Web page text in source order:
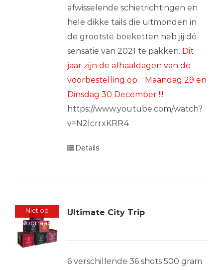
afwisselende schietrichtingen en
hele dikke tails die uitmonden in
de grootste boeketten heb jij dé
sensatie van 2021 te pakken. Dit
jaar zijn de afhaaldagen van de
voorbestelling op : Maandag 29 en
Dinsdag 30 December !!!
https://www.youtube.com/watch?
v=N2lcrrxKRR4
Details
Niet op
voorraad
Ultimate City Trip
6 verschillende 36 shots 500 gram